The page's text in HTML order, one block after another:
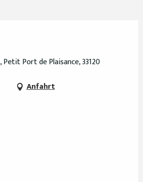
Port de Plaisance, 33120
Anfahrt